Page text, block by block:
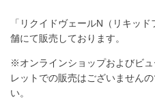
「リクイドヴェールN（リキッ
舗にて販売しております。
※オンラインショップおよびビ
レットでの販売はございません
い。